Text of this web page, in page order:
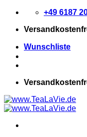
Zum
springen
+49 6187
Wunschliste